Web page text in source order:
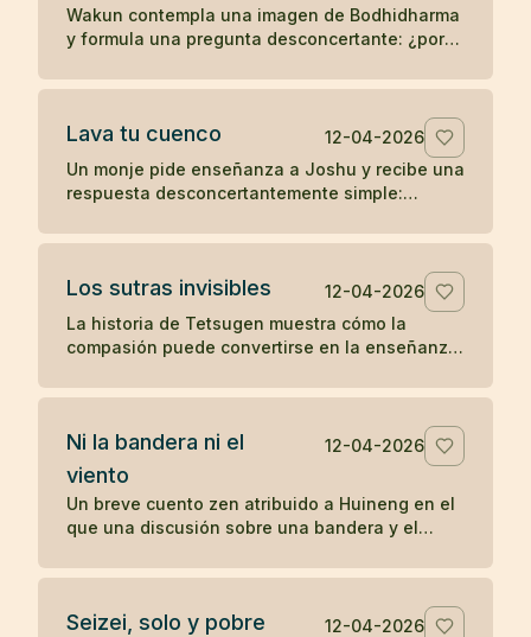
Wakun contempla una imagen de Bodhidharma
y formula una pregunta desconcertante: ¿por
sobre percepción y realidad.
Lava tu cuenco
12-04-2026
Un monje pide enseñanza a Joshu y recibe una
respuesta desconcertantemente simple:
sobre la práctica directa y lo inmediato.
Los sutras invisibles
12-04-2026
La historia de Tetsugen muestra cómo la
compasión puede convertirse en la enseñanza
vivió ayudando a quienes sufrían.
Ni la bandera ni el
viento
12-04-2026
Un breve cuento zen atribuido a Huineng en el
que una discusión sobre una bandera y el
en la mente.
Seizei, solo y pobre
12-04-2026